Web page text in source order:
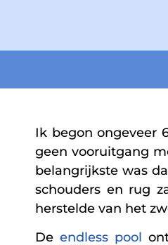
Ik begon ongeveer
geen vooruitgang
belangrijkste was
schouders en rug
herstelde van het
Deendless pool